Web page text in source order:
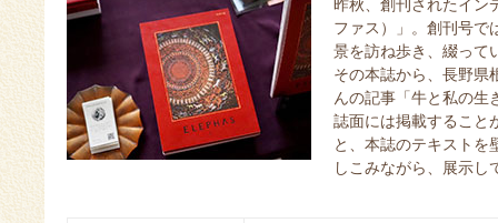
昨秋、創刊されたイン
ファス）」。創刊号で
景を訪ね歩き、綴って
その本誌から、長野県
んの記事「牛と私の生
誌面には掲載すること
と、本誌のテキストを
しこみながら、展示し